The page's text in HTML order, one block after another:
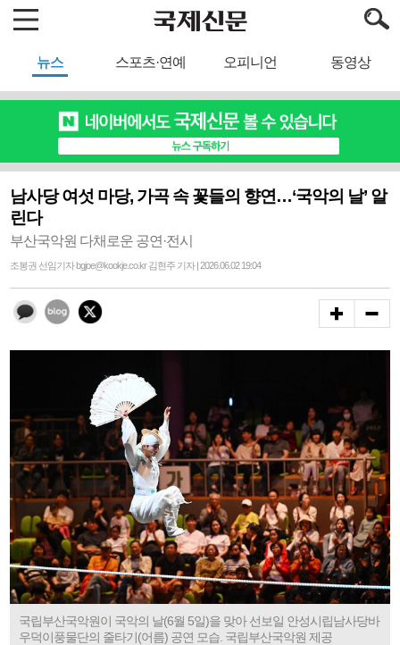
뉴스 스포츠·연예 오피니언 동영상
남사당 여섯 마당, 가곡 속 꽃들의 향연…‘국악의 날’ 알
린다
부산국악원 다채로운 공연·전시
조봉권 선임기자 bgjoe@kookje.co.kr 김현주 기자 | 2026.06.02 19:04
국립부산국악원이 국악의 날(6월 5일)을 맞아 선보일 안성시립남사당바
우덕이풍물단의 줄타기(어름) 공연 모습. 국립부산국악원 제공